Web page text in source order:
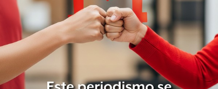
“Vimos una marcha sin camiones ni acarreados, sin
tortas, ni frutsis ni conciertos. Ni siquiera palabras. No
hubo alguien que hablara en un micrófono arriba de un
templete”. La demostración del ánimo ciudadano vista
ayer, contrasta con el uso que los candidatos están dando
a las redes sociales.